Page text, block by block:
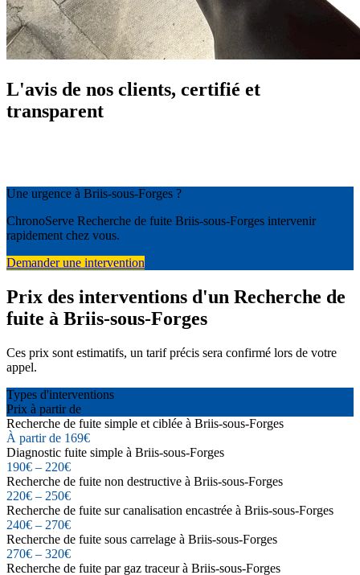
L'avis de nos clients, certifié et
transparent
Une urgence à Briis-sous-Forges ?
ChronoServe Recherche de fuite Briis-sous-Forges intervenir
rapidement chez vous.
Demander une intervention
Prix des interventions d'un Recherche de
fuite à Briis-sous-Forges
Ces prix sont estimatifs, un tarif précis sera confirmé lors de votre
appel.
Types d'interventions
Prix à partir de
Recherche de fuite simple et ciblée à Briis-sous-Forges
À partir de 169€
Diagnostic fuite simple à Briis-sous-Forges
190€ – 220€
Recherche de fuite non destructive à Briis-sous-Forges
220€ – 250€
Recherche de fuite sur canalisation encastrée à Briis-sous-Forges
240€ – 270€
Recherche de fuite sous carrelage à Briis-sous-Forges
270€ – 320€
Recherche de fuite par gaz traceur à Briis-sous-Forges